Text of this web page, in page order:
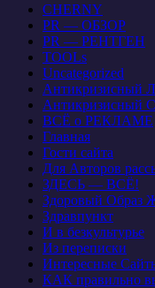
CHERNY
PR — ОБЗОР
PR — РЕНТГЕН
TOOLs
Uncategorized
Антикризисный
ВСЁ о РЕКЛАМЕ
Главная
Гости сайта
Для Авторов
ЗДЕСЬ — ВСЁ!
Здоровый Образ
Здравпункт
И в безкультурье
Из переписки
Интересные
КАК правильно